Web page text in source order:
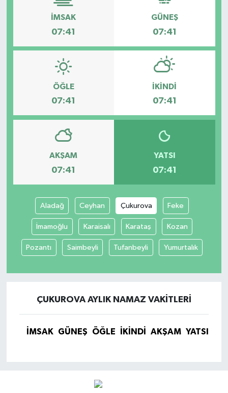
İMSAK
07:41
GÜNEŞ
07:41
ÖĞLE
07:41
İKINDI
07:41
AKŞAM
07:41
YATSI
07:41
Aladağ Ceyhan Çukurova Feke
İmamoğlu Karaisalı Karataş Kozan
Pozantı Saimbeyli Tufanbeyli Yumurtalık
ÇUKUROVA AYLIK NAMAZ VAKITLERI
İMSAK GÜNEŞ ÖĞLE İKINDI AKŞAM YATSI